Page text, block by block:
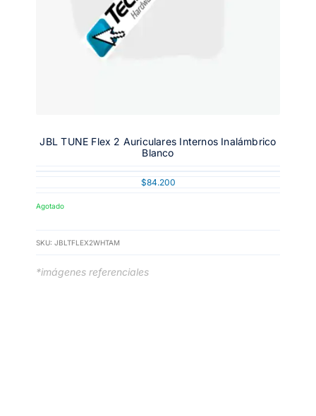
JBL TUNE Flex 2 Auriculares Internos Inalámbrico
Blanco
$84.200
Agotado
SKU: JBLTFLEX2WHTAM
*imágenes referenciales